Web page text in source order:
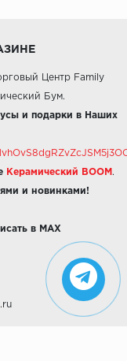
Центр Family
Бум.
и подарки в Наших
Керамический BOOM .
и новинками!
в MAX